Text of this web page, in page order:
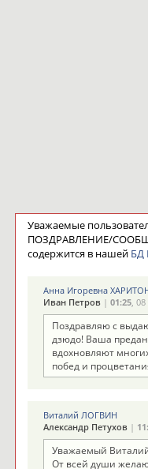
Уважаемые
ПОЗДРАВЛЕНИЕ/
содержится в нашей БД
Анна Игоревна
Иван Петров| 01:25, 08
Поздравляю с
дзюдо! Ваша
вдохновляют
побед и
Виталий ЛОГВИН
Александр Петухов|
Уважаемый
От всей души